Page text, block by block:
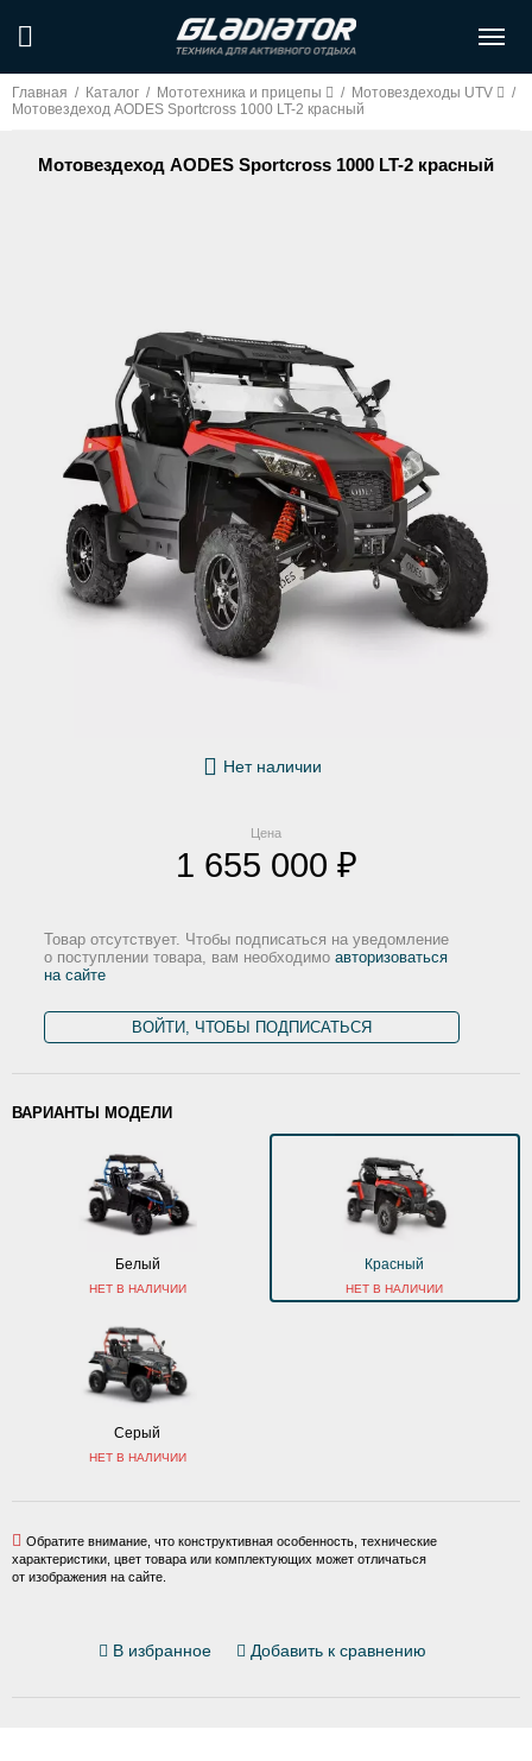
Главная / Каталог / Мототехника и прицепы / Мотовездеходы UTV
/
Мотовездеход AODES Sportcross 1000 LT-2 красный
Мотовездеход AODES Sportcross 1000 LT-2 красный
В избранное Добавить к сравнению
Нет наличии
Цена
1 655 000 ₽
Товар отсутствует. Чтобы подписаться на уведомление
о поступлении товара, вам необходимо авторизоваться
на сайте
ВОЙТИ, ЧТОБЫ ПОДПИСАТЬСЯ
ВАРИАНТЫ МОДЕЛИ
Белый
НЕТ В НАЛИЧИИ
Красный
НЕТ В НАЛИЧИИ
Серый
НЕТ В НАЛИЧИИ
Обратите внимание, что конструктивная особенность, технические
характеристики, цвет товара или комплектующих может отличаться
от изображения на сайте.